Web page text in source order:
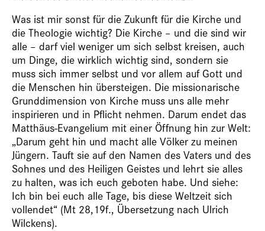
Was ist mir sonst für die Zukunft für die Kirche und
die Theologie wichtig? Die Kirche – und die sind wir
alle – darf viel weniger um sich selbst kreisen, auch
um Dinge, die wirklich wichtig sind, sondern sie
muss sich immer selbst und vor allem auf Gott und
die Menschen hin übersteigen. Die missionarische
Grunddimension von Kirche muss uns alle mehr
inspirieren und in Pflicht nehmen. Darum endet das
Matthäus-Evangelium mit einer Öffnung hin zur Welt:
„Darum geht hin und macht alle Völker zu meinen
Jüngern. Tauft sie auf den Namen des Vaters und des
Sohnes und des Heiligen Geistes und lehrt sie alles
zu halten, was ich euch geboten habe. Und siehe:
Ich bin bei euch alle Tage, bis diese Weltzeit sich
vollendet“ (Mt 28,19f., Übersetzung nach Ulrich
Wilckens).